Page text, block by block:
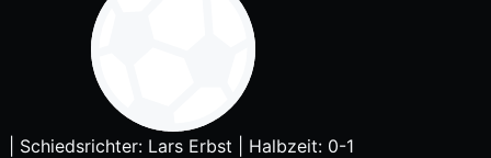
Schiedsrichter: Lars Erbst
Halbzeit: 0-1